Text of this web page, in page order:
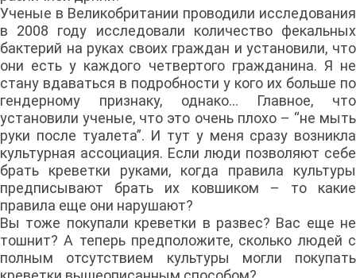
Ученые в Великобритании проводили исследования
в 2008 году исследовали количество фекальных
бактерий на руках своих граждан и установили, что
они есть у каждого четвертого гражданина. Я не
стану вдаваться в подробности у кого их больше по
гендерному признаку, однако… Главное, что
установили ученые, что это очень плохо – “не мыть
руки после туалета”. И тут у меня сразу возникла
культурная ассоциация. Если люди позволяют себе
брать креветки руками, когда правила культуры
предписывают брать их ковшиком – то какие
правила еще они нарушают?
Вы тоже покупали креветки в развес? Вас еще не
тошнит? А теперь предположите, сколько людей с
полным отсутствием культуры могли покупать